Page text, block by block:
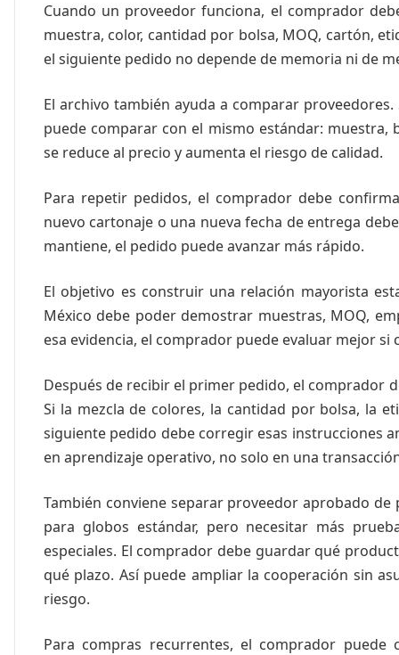
Cuando un proveedor funciona, el comprador
muestra, color, cantidad por bolsa, MOQ, cartón,
el siguiente pedido no depende de memoria ni de
El archivo también ayuda a comparar
puede comparar con el mismo estándar: muestra,
se reduce al precio y aumenta el riesgo de calidad.
Para repetir pedidos, el comprador debe
nuevo cartonaje o una nueva fecha de entrega
mantiene, el pedido puede avanzar más rápido.
El objetivo es construir una relación mayorista
México debe poder demostrar muestras, MOQ,
esa evidencia, el comprador puede evaluar mejor
Después de recibir el primer pedido, el comprador
Si la mezcla de colores, la cantidad por bolsa, la
siguiente pedido debe corregir esas instrucciones
en aprendizaje operativo, no solo en una
También conviene separar proveedor aprobado
para globos estándar, pero necesitar más
especiales. El comprador debe guardar qué
qué plazo. Así puede ampliar la cooperación sin
riesgo.
Para compras recurrentes, el comprador